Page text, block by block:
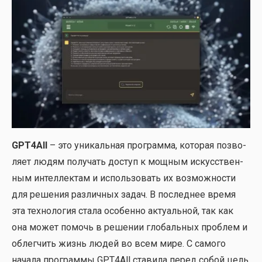
GPT4All
– это уни­каль­ная про­грам­ма, кото­рая поз­во­
ля­ет людям полу­чать доступ к мощ­ным искус­ствен­
ным интел­лек­там и исполь­зо­вать их воз­мож­но­сти
для реше­ния раз­лич­ных задач. В послед­нее вре­мя
эта тех­но­ло­гия ста­ла осо­бен­но акту­аль­ной, так как
она может помочь в реше­нии гло­баль­ных про­блем и
облег­чить жизнь людей во всем мире. С само­го